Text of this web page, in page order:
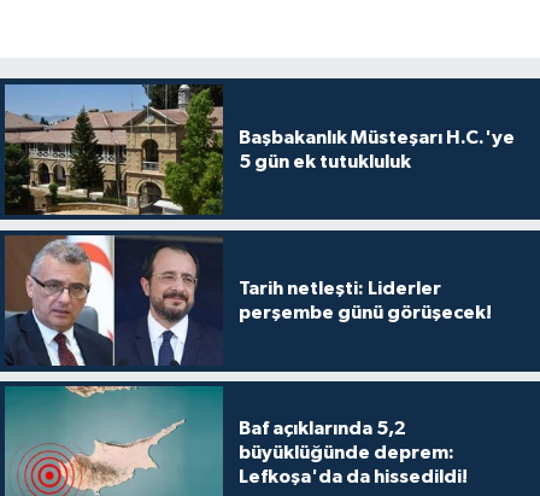
Başbakanlık Müsteşarı H.C.'ye
5 gün ek tutukluluk
Tarih netleşti: Liderler
perşembe günü görüşecek!
Baf açıklarında 5,2
büyüklüğünde deprem:
Lefkoşa'da da hissedildi!